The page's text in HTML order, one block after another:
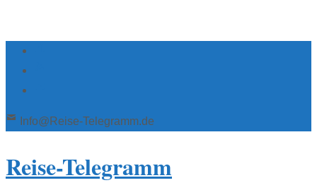
Info@Reise-Telegramm.de
Reise-Telegramm